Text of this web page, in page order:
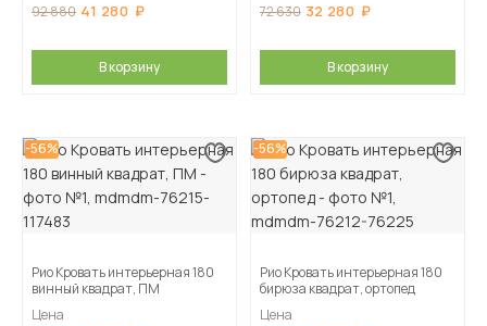
92 880 41 280
В корзину
72 630 32 280
В корзину
-56%
Рио Кровать интерьерная 180
винный квадрат, ПМ
Цена
-56%
Рио Кровать интерьерная 180
бирюза квадрат, ортопед
Цена